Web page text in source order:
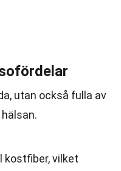
utan också fulla av
kostfiber, vilket